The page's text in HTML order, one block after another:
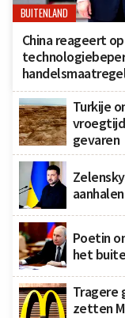
BUITENLAND
China reageert
Turkije
gevaren
Poetin
het
Tragere
zetten